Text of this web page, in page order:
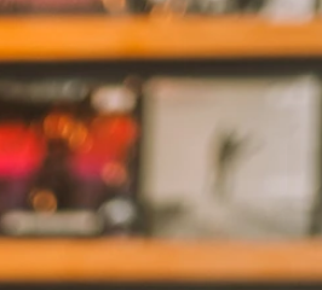
BOHO
DEZENTE
EINFACHE
LÄSSIGE
MODERN
SEXY
SOMMER
SPITZE
STRAND
VINTAGE